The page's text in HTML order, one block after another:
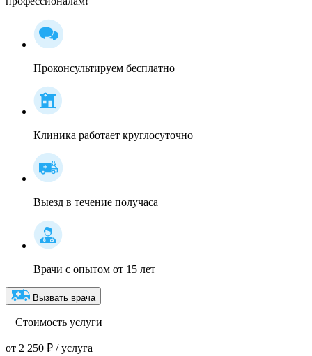
Проконсультируем бесплатно
Клиника работает круглосуточно
Выезд в течение получаса
Врачи с опытом от 15 лет
Вызвать врача
Стоимость услуги
от 2 250 ₽ / услуга